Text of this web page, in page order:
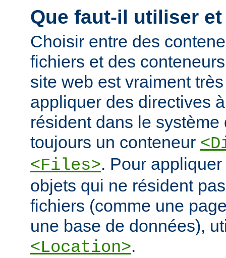
Que faut-il utiliser
Choisir entre des
fichiers et des
site web est vraiment
appliquer des directives
résident dans le
toujours un conteneur
<Files>. Pour
objets qui ne résident
fichiers (comme une
une base de données),
<Location>.